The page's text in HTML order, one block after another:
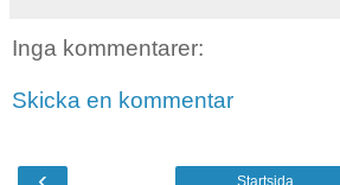
Inga kommentarer:
Skicka en kommentar
Startsida